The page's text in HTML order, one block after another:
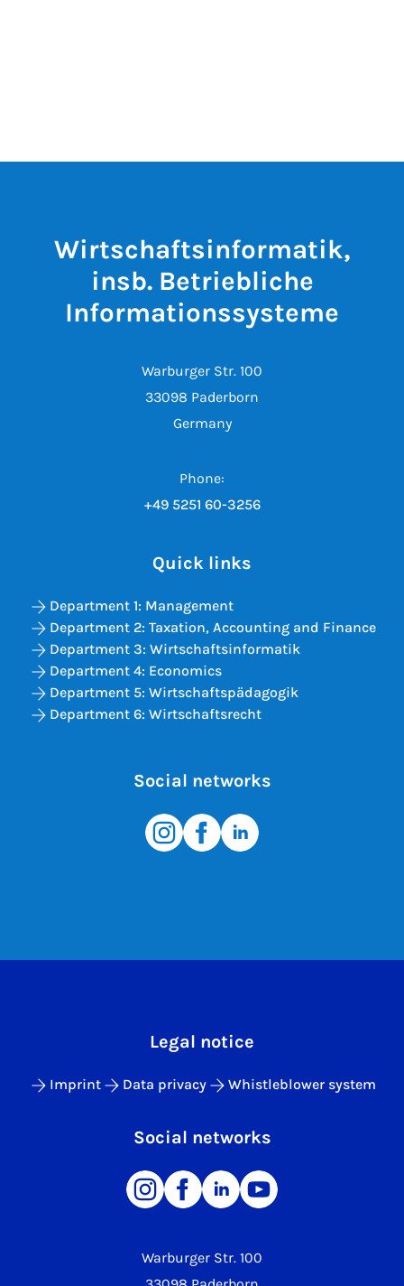
Wirtschaftsinformatik,
insb. Betriebliche
Informationssysteme
Warburger Str. 100
33098 Paderborn
Germany
Phone:
+49 5251 60-3256
Quick links
Department 1: Management
Department 2: Taxation, Accounting and Finance
Department 3: Wirtschaftsinformatik
Department 4: Economics
Department 5: Wirtschaftspädagogik
Department 6: Wirtschaftsrecht
Social networks
Warburger Str. 100
Legal notice
Imprint Data privacy Whistleblower system
Social networks